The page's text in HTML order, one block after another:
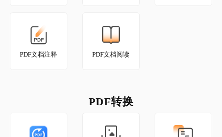
PDF文档注释 PDF文档阅读
PDF转换